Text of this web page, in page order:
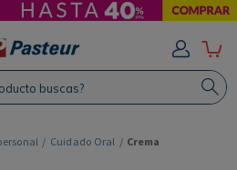
Cuidado Oral Crema